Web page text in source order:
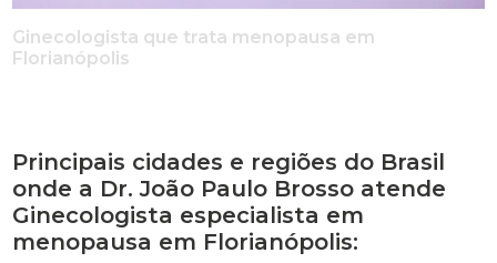
Ginecologista que trata menopausa em
Florianópolis
Principais cidades e regiões do Brasil
onde a Dr. João Paulo Brosso atende
Ginecologista especialista em
menopausa em Florianópolis: